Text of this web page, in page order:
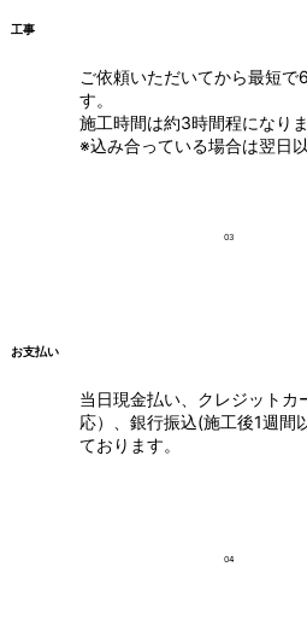
ご依頼いただいてから最短で
す。
施工時間は約3時間程になりま
※込み合っている場合は翌日
工事
03
当日現金払い、クレジットカ
応）、銀行振込(施工後1週間
ております。
お支払い
04